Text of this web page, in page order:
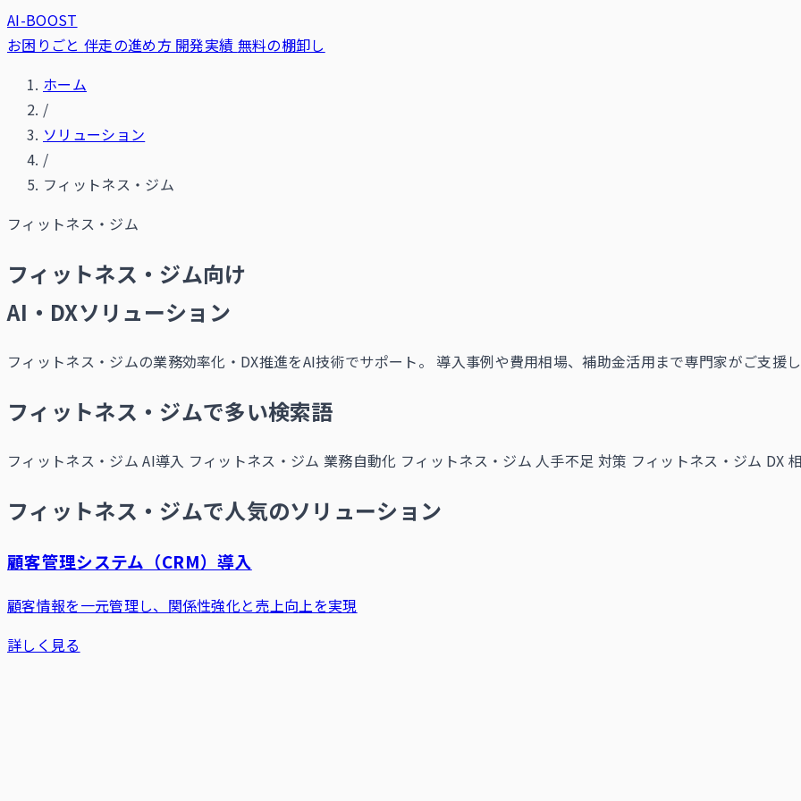
AI-BOOST
お困りごと 伴走の進め方 開発実績 無料の棚卸し
ホーム
/
ソリューション
/
フィットネス・ジム
フィットネス・ジム
フィットネス・ジム向け
AI・DXソリューション
フィットネス・ジムの業務効率化・DX推進をAI技術でサポート。 導入事例や費用相場、補助金活用まで専門家がご支援
フィットネス・ジムで多い検索語
フィットネス・ジム AI導入 フィットネス・ジム 業務自動化 フィットネス・ジム 人手不足 対策 フィットネス・ジム DX
フィットネス・ジムで人気のソリューション
顧客管理システム（CRM）導入
顧客情報を一元管理し、関係性強化と売上向上を実現
詳しく見る